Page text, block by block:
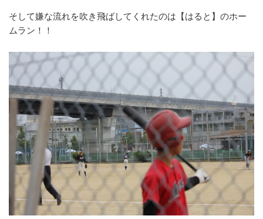
そして嫌な流れを吹き飛ばしてくれたのは【はると】 のホー
ムラン！！